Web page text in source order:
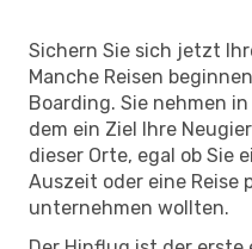
Sichern Sie sich jetzt
Manche Reisen
Boarding. Sie nehmen
dem ein Ziel Ihre
dieser Orte, egal ob Sie
Auszeit oder eine Reise
unternehmen wollten.